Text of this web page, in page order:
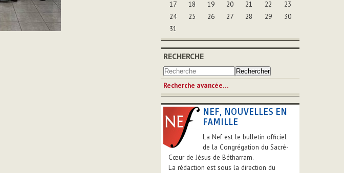
17
18 19 20 21 22
23
24
25 26 27 28 29
30
31
RECHERCHE
Recherche avancée…
NEF, NOUVELLES EN
FAMILLE
La Nef est le bulletin officiel
de la Congrégation du Sacré-
Cœur de Jésus de Bétharram.
La rédaction est sous la direction du